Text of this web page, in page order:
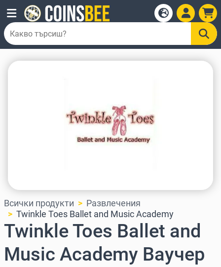
Всички продукти
Развлечения
Twinkle Toes Ballet and Music Academy
Twinkle Toes Ballet and
Music Academy Ваучер